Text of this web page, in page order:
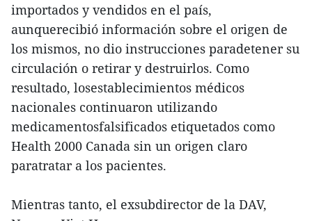
importados y vendidos en el país,
aunquerecibió información sobre el origen de
los mismos, no dio instrucciones paradetener su
circulación o retirar y destruirlos. Como
resultado, losestablecimientos médicos
nacionales continuaron utilizando
medicamentosfalsificados etiquetados como
Health 2000 Canada sin un origen claro
paratratar a los pacientes.
Mientras tanto, el exsubdirector de la DAV,